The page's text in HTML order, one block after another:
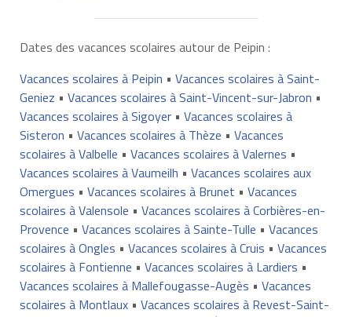
Dates des vacances scolaires autour de Peipin :
Vacances scolaires à Peipin • Vacances scolaires à Saint-
Geniez • Vacances scolaires à Saint-Vincent-sur-Jabron •
Vacances scolaires à Sigoyer• Vacances scolaires à
Sisteron • Vacances scolaires à Thèze • Vacances
scolaires à Valbelle • Vacances scolaires à Valernes •
Vacances scolaires à Vaumeilh • Vacances scolaires aux
Omergues • Vacances scolaires à Brunet • Vacances
scolaires à Valensole • Vacances scolaires à Corbières-en-
Provence • Vacances scolaires à Sainte-Tulle • Vacances
scolaires à Ongles • Vacances scolaires à Cruis • Vacances
scolaires à Fontienne • Vacances scolaires à Lardiers •
Vacances scolaires à Mallefougasse-Augès • Vacances
scolaires à Montlaux• Vacances scolaires à Revest-Saint-